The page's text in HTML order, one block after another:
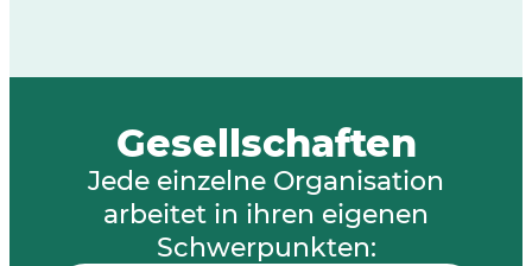
Gesellschaften
Jede einzelne Organisation
arbeitet in ihren eigenen
Schwerpunkten: